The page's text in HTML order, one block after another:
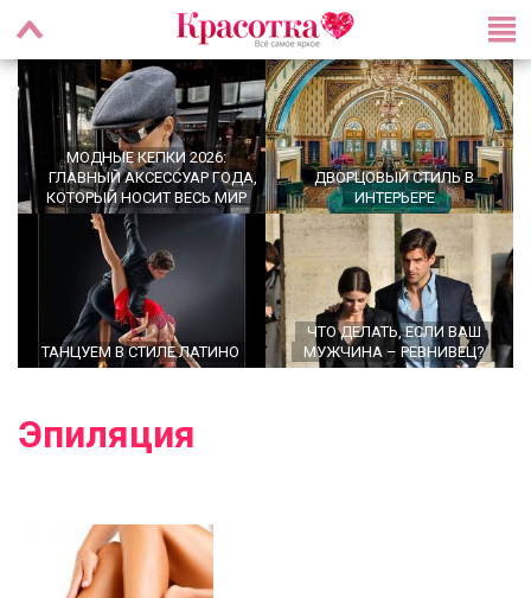
МОДНЫЕ КЕПКИ 2026:
ГЛАВНЫЙ АКСЕССУАР ГОДА,
КОТОРЫЙ НОСИТ ВЕСЬ МИР
ДВОРЦОВЫЙ СТИЛЬ В
ИНТЕРЬЕРЕ
ТАНЦУЕМ В СТИЛЕ ЛАТИНО
ЧТО ДЕЛАТЬ, ЕСЛИ ВАШ
МУЖЧИНА – РЕВНИВЕЦ?
Эпиляция